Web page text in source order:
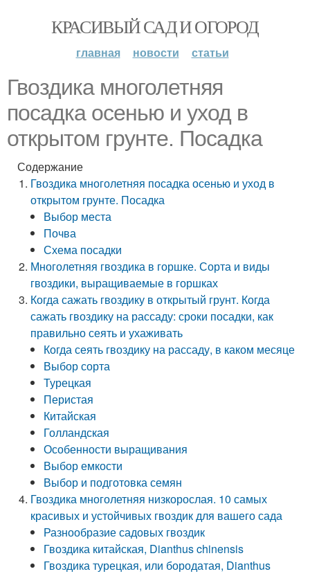
КРАСИВЫЙ САД И ОГОРОД
главная новости статьи
Гвоздика многолетняя
посадка осенью и уход в
открытом грунте. Посадка
Содержание
Гвоздика многолетняя посадка осенью и уход в
открытом грунте. Посадка
Выбор места
Почва
Схема посадки
Многолетняя гвоздика в горшке. Сорта и виды
гвоздики, выращиваемые в горшках
Когда сажать гвоздику в открытый грунт. Когда
сажать гвоздику на рассаду: сроки посадки, как
правильно сеять и ухаживать
Когда сеять гвоздику на рассаду, в каком месяце
Выбор сорта
Турецкая
Перистая
Китайская
Голландская
Особенности выращивания
Выбор емкости
Выбор и подготовка семян
Гвоздика многолетняя низкорослая. 10 самых
красивых и устойчивых гвоздик для вашего сада
Разнообразие садовых гвоздик
Гвоздика китайская, Dianthus chinensis
Гвоздика турецкая, или бородатая, Dianthus